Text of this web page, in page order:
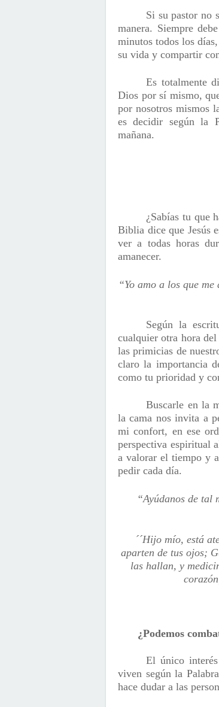
Si su pastor no
manera. Siempre
minutos todos los
su vida y compartir
Es totalmente
Dios por sí mismo,
por nosotros mismos
es decidir según la
mañana.
¿Sabías tu que
Biblia dice que Jesús
ver a todas horas
amanecer.
“Yo amo a los que
Según la
cualquier otra hora
las primicias de
claro la importancia
como tu prioridad y
Buscarle en la
la cama nos invita a
mi confort, en ese
perspectiva espiritual
a valorar el tiempo y
pedir cada día.
“Ayúdanos de tal
´´Hijo mío, está
aparten de tus ojos;
las hallan, y
¿Podemos
El único
viven según la
hace dudar a las